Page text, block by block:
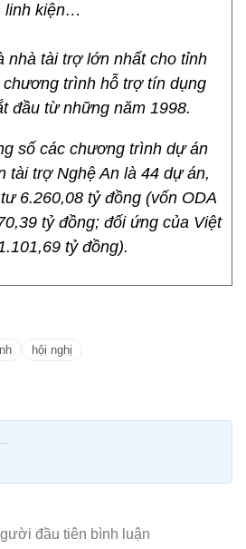
linh kiện…
nhà tài trợ lớn nhất cho tỉnh
trình hỗ trợ tín dụng
đầu từ những năm 1998.
số các chương trình dự án
tài trợ Nghệ An là 44 dự án,
6.260,08 tỷ đồng (vốn ODA
tỷ đồng; đối ứng của Việt
tỷ đồng).
hội nghị